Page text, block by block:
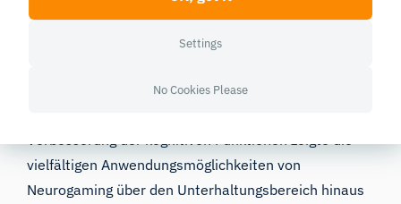
geistige Beweglichkeit und Aufmerksamkeit älterer
Menschen zu verbessern. Die Spieler steuerten ein
dabei gleichzeitig auf verschiedene Schilder und
vielfältigen Anwendungsmöglichkeiten von
Neurogaming über den Unterhaltungsbereich hinaus
Settings
No Cookies Please